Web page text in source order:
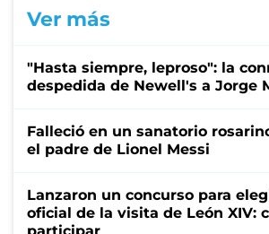
Ver más
"Hasta siempre, leproso": la
despedida de Newell's a Jorge
Falleció en un sanatorio
el padre de Lionel Messi
Lanzaron un concurso para
oficial de la visita de León XIV: